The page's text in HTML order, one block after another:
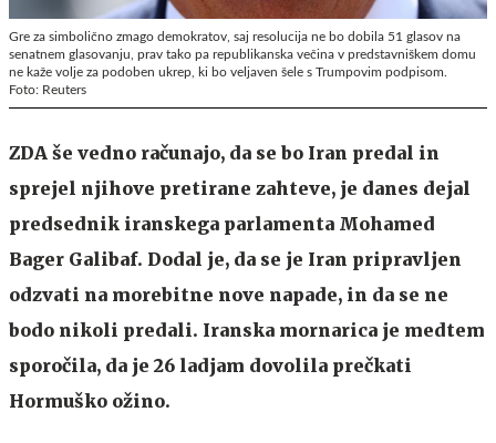
Gre za simbolično zmago demokratov, saj resolucija ne bo dobila 51 glasov na
senatnem glasovanju, prav tako pa republikanska večina v predstavniškem domu
ne kaže volje za podoben ukrep, ki bo veljaven šele s Trumpovim podpisom.
Foto: Reuters
ZDA še vedno računajo, da se bo Iran predal in
sprejel njihove pretirane zahteve, je danes dejal
predsednik iranskega parlamenta Mohamed
Bager Galibaf. Dodal je, da se je Iran pripravljen
odzvati na morebitne nove napade, in da se ne
bodo nikoli predali. Iranska mornarica je medtem
sporočila, da je 26 ladjam dovolila prečkati
Hormuško ožino.